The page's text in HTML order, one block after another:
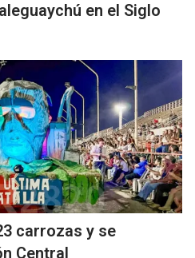
en el Siglo
carrozas y se
Central